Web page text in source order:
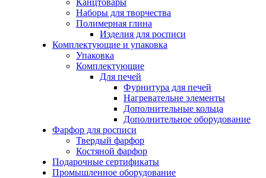
Канцтовары
Наборы для творчества
Полимерная глина
Изделия для росписи
Комплектующие и упаковка
Упаковка
Комплектующие
Для печей
Фурнитура для печей
Нагревательне элементы
Дополнительные кольца
Дополнительное оборудование
Фарфор для росписи
Твердый фарфор
Костяной фарфор
Подарочные сертификаты
Промышленное оборудование